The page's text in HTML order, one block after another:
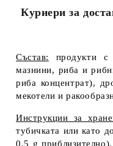
Куриери за
Състав:
продукти с
мазнини, риба и
риба концентрат),
мекотели и
Инструкции за
тубичката или като
0.5 g